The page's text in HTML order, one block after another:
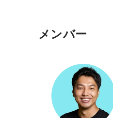
メンバー